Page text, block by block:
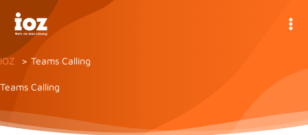
Inhalt
springen
IOZ Teams Calling
Teams Calling